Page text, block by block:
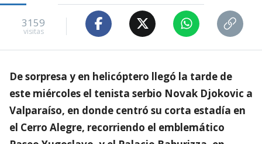
3159
visitas
De sorpresa y en helicóptero llegó la tarde de
este miércoles el tenista serbio Novak Djokovic a
Valparaíso, en donde centró su corta estadía en
el Cerro Alegre, recorriendo el emblemático